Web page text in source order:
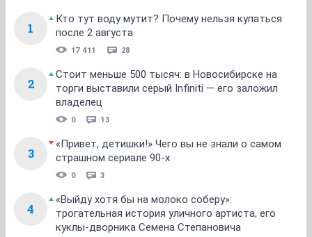
1
Кто тут воду мутит? Почему нельзя купаться
после 2 августа
17 411 28
2
Стоит меньше 500 тысяч: в Новосибирске на
торги выставили серый Infiniti — его заложил
владелец
0 13
3
«Привет, детишки!» Чего вы не знали о самом
страшном сериале 90-х
0 3
4
«Выйду хотя бы на молоко соберу»:
трогательная история уличного артиста, его
куклы-дворника Семена Степановича